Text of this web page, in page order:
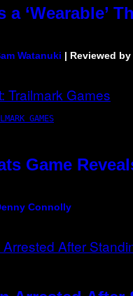
a ‘Wearable’
Watanuki | Reviewed by
GAMES
Game
Connolly